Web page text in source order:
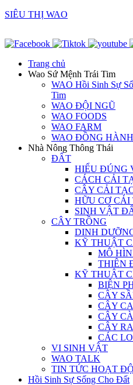
SIÊU THỊ WAO
Trang chủ
Wao Sứ Mệnh Trái Tim
WAO Hồi Sinh Sự
Tim
WAO ĐỘI NGŨ
WAO FOODS
WAO FARM
WAO ĐỒNG HÀNH
Nhà Nông Thông Thái
ĐẤT
HIỂU ĐÚNG
CÁCH CẢI
CÂY CẢI
HỮU CƠ
SINH VẬT
CÂY TRỒNG
DINH
KỸ THUẬT
MÔ
THIÊN
KỸ THUẬT
BIỆN
CÂY
CÂY
CÂY
CÂY
CÁC
VI SINH VẬT
WAO TALK
TIN TỨC HOẠT
Hồi Sinh Sự Sống Cho Đất